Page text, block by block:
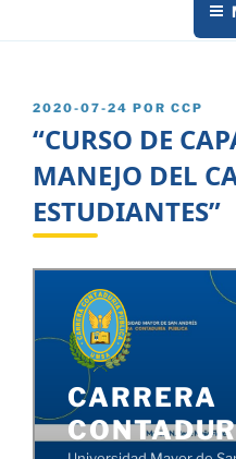
PUBLICADO
2020-07-24 POR CCP
“CURSO DE
MANEJO DEL
ESTUDIANTES”